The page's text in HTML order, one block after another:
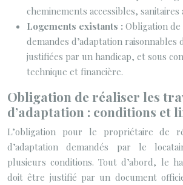
cheminements accessibles, sanitaires
Logements existants : Obligation
demandes d’adaptation raisonnables
justifiées par un handicap, et sous
technique et financière.
Obligation de réaliser les
d’adaptation : conditions et
L’obligation pour le propriétaire de
d’adaptation demandés par le
plusieurs conditions. Tout d’abord, le
doit être justifié par un document